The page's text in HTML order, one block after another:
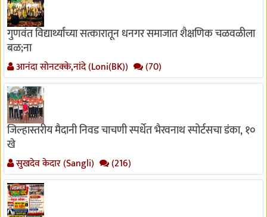
गुणवंत विद्यार्थ्यांच्या सत्कारातून धनगर समाजात शैक्षणिक चळवळीला
बळ;ना
आनंदा सोनटक्के,नांदे (Loni(BK)) (70)
जिल्हास्तरीय मैदानी निवड चाचणी स्पर्धेत भैरवनाथ स्पोर्टसचा डंका, १०
खे
सुखदेव केदार (Sangli) (216)